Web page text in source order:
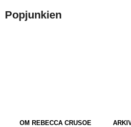
Popjunkien
OM REBECCA CRUSOE